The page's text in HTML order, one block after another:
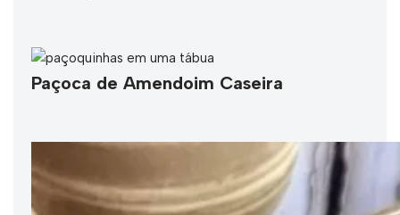
Paçoca de Amendoim Caseira